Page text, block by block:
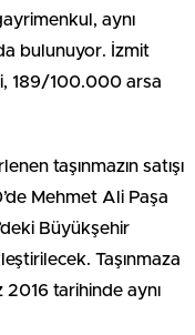
aynı
bulunuyor. İzmit
189/100.000 arsa
taşınmazın satışı
Mehmet Ali Paşa
Büyükşehir
Taşınmaza
2016 tarihinde aynı